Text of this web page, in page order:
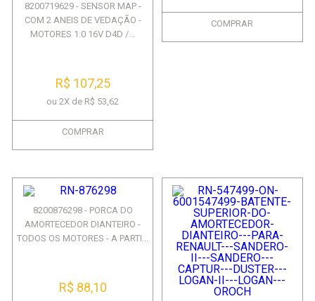
8200719629 - SENSOR MAP -
COM 2 ANEIS DE VEDAÇÃO -
MOTORES 1.0 16V D4D /...
R$ 107,25
ou 2X de R$ 53,62
COMPRAR
COMPRAR
8200876298 - PORCA DO
AMORTECEDOR DIANTEIRO -
TODOS OS MOTORES - A PARTI...
R$ 88,10